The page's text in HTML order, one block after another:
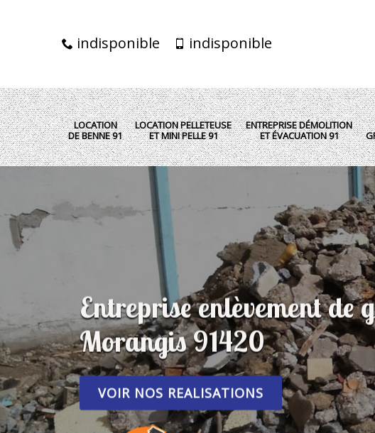
indisponible indisponible
LOCATION
DE BENNE 91
LOCATION PELLETEUSE
ET MINI PELLE 91
ENTREPRISE DÉMOLITION
ET ÉVACUATION 91
Entreprise enlèvement de
Morangis 91420
VOIR NOS REALISATIONS